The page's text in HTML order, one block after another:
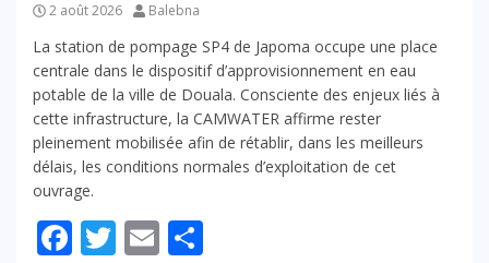
2 août 2026 Balebna
La station de pompage SP4 de Japoma occupe une place
centrale dans le dispositif d’approvisionnement en eau
potable de la ville de Douala. Consciente des enjeux liés à
cette infrastructure, la CAMWATER affirme rester
pleinement mobilisée afin de rétablir, dans les meilleurs
délais, les conditions normales d’exploitation de cet
ouvrage.
Facebook
Twitter
Email